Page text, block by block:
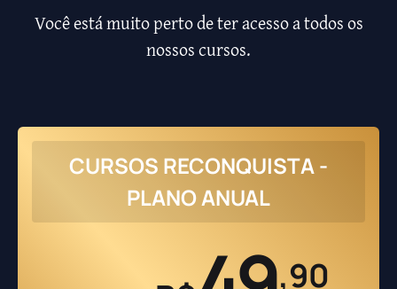
Você está muito perto de ter acesso a todos os
nossos cursos.
CURSOS RECONQUISTA -
PLANO ANUAL
,90